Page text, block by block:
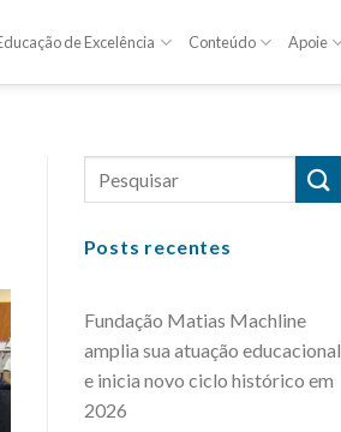
de Excelência Conteúdo Apoie
Posts recentes
Fundação Matias Machline
amplia sua atuação educacional
e inicia novo ciclo histórico em
2026